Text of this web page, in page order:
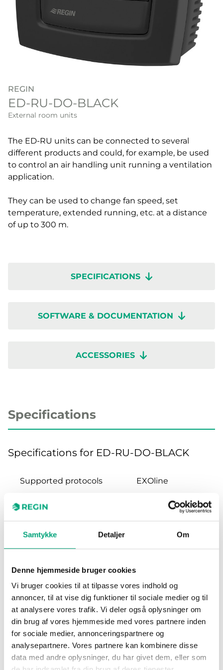
Samtykke Detaljer Om
Denne hjemmeside bruger cookies
Vi bruger cookies til at tilpasse vores indhold og
annoncer, til at vise dig funktioner til sociale medier og til
at analysere vores trafik. Vi deler også oplysninger om
din brug af vores hjemmeside med vores partnere inden
for sociale medier, annonceringspartnere og
analysepartnere. Vores partnere kan kombinere disse
data med andre oplysninger, du har givet dem, eller som
REGIN
ED-RU-DO-BLACK
External room units
The ED-RU units can be connected to several
different products and could, for example, be used
to control an air handling unit running a ventilation
application.
They can be used to change fan speed, set
temperature, extended running, etc. at a distance
of up to 300 m.
SPECIFICATIONS
SOFTWARE & DOCUMENTATION
ACCESSORIES
Specifications
Specifications for ED-RU-DO-BLACK
Supported protocols EXOline
RS485 ports
Colour, cover Black RAL 9005
Multi-function button No
3-step fan control No
Setpoint knob No